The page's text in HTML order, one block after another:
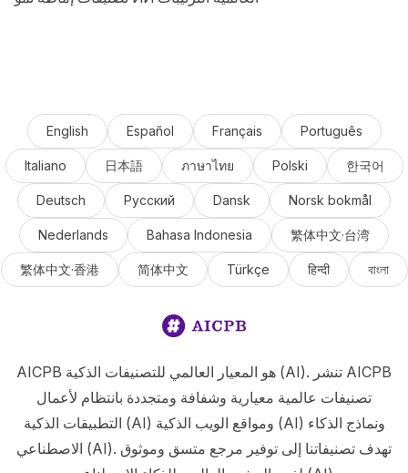
English Español Français Português
Italiano 日本語 ภาษาไทย Polski 한국어
Deutsch Русский Dansk Norsk bokmål
Nederlands Bahasa Indonesia 繁体中文·台湾
繁体中文·香港 简体中文 Türkçe हिन्दी বাংলা
AICPB هو المعيار العالمي للتصنيفات الذكية (AI). تنشر AICPB
تصنيفات عالمية معيارية وشفافة ومتجددة بانتظام لأعمال
التطبيقات الذكية (AI) ومواقع الويب الذكية (AI) ونماذج الذكاء
الاصطناعي (AI). تهدف تصنيفاتنا إلى توفير مرجع متسق وموثوق